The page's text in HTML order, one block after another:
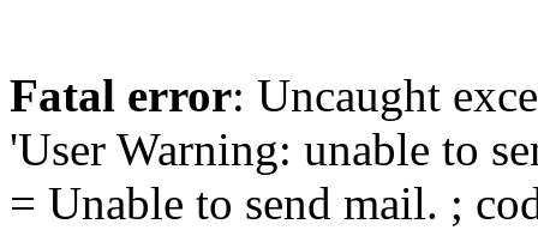
Fatal error: Uncaught
'User Warning: unable to
= Unable to send mail. ;